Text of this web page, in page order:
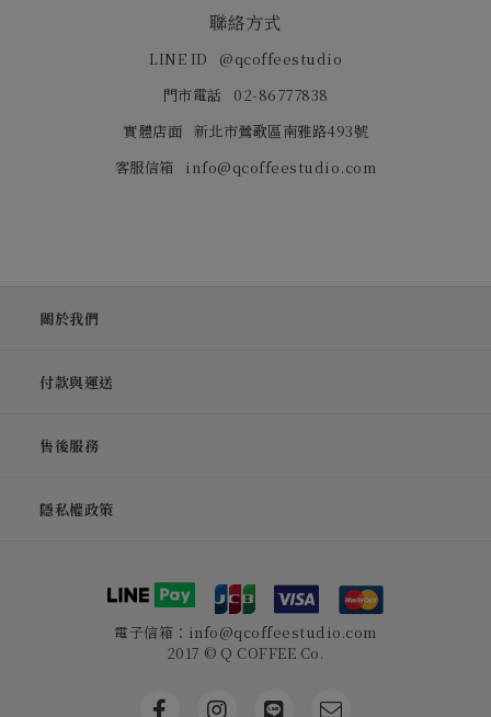
聯絡方式
LINE ID @qcoffeestudio
門市電話 02-86777838
實體店面 新北市鶯歌區南雅路493號
客服信箱 info@qcoffeestudio.com
關於我們
付款與運送
售後服務
隱私權政策
電子信箱：info@qcoffeestudio.com
2017 © Q COFFEE Co.